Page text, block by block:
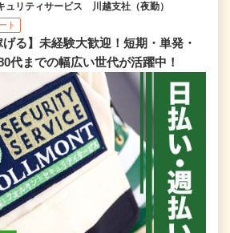
ュリティサービス 川越支社（夜勤）
ト
げる】未経験大歓迎！短期・単発・
代までの幅広い世代が活躍中！